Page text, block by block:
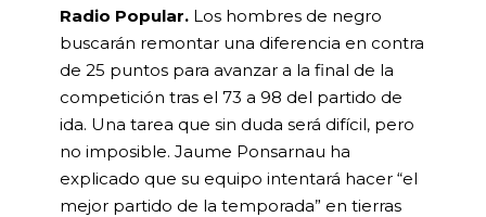
Radio Popular. Los hombres de negro
buscarán remontar una diferencia en contra
de 25 puntos para avanzar a la final de la
competición tras el 73 a 98 del partido de
ida. Una tarea que sin duda será difícil, pero
no imposible. Jaume Ponsarnau ha
explicado que su equipo intentará hacer “el
mejor partido de la temporada” en tierras